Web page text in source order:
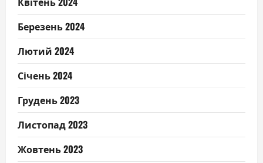
Березень 2024
Лютий 2024
Січень 2024
Грудень 2023
Листопад 2023
Жовтень 2023